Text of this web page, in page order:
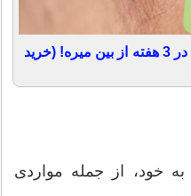
جای هر زخم و بخیه با این روش در 3 هفته از بین میره! (خرید
خود، از جمله مواردی